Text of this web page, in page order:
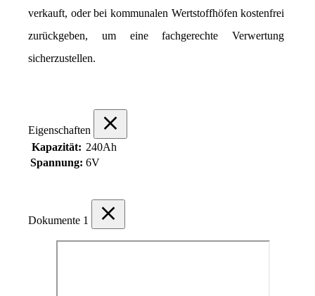
verkauft, oder bei kommunalen Wertstoffhöfen kostenfrei
zurückgeben, um eine fachgerechte Verwertung
sicherzustellen.
Eigenschaften
Kapazität: 240Ah
Spannung: 6V
Dokumente 1